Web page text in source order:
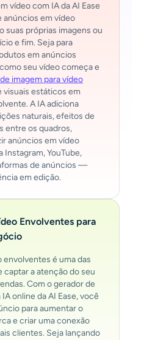
vídeo com IA da AI Ease
em vídeo
suas próprias imagens ou
e fim. Seja para
em anúncios
seu vídeo começa e
imagem para vídeo
estáticos em
A IA adiciona
naturais, efeitos de
entre os quadros,
anúncios em vídeo
Instagram, YouTube,
de anúncios —
em edição.
Envolventes para
é uma das
captar a atenção do seu
Com o gerador de
online da AI Ease, você
para aumentar o
e criar uma conexão
clientes. Seja lançando